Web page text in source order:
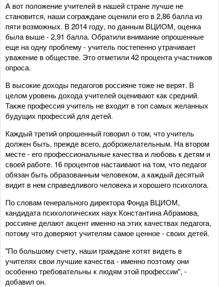
А вот положение учителей в нашей стране лучше не
становится, наши сограждане оценили его в 2,86 балла из
пяти возможных. В 2014 году, по данным ВЦИОМ, оценка
была выше - 2,91 балла. Обратили внимание опрошенные
еще на одну проблему - учитель постепенно утрачивает
уважение в обществе. Это отметили 42 процента участников
опроса.
В высокие доходы педагогов россияне тоже не верят. В
целом уровень дохода учителей оценивают как средний.
Также профессия учитель не входит в топ самых желанных
будущих профессий для детей.
Каждый третий опрошенный говорил о том, что учитель
должен быть, прежде всего, доброжелательным. На втором
месте - его профессиональные качества и любовь к детям и
своей работе. 16 процентов настаивают на том, что педагог
обязан быть образованным человеком, а каждый десятый
видит в нем справедливого человека и хорошего психолога.
По словам генерального директора Фонда ВЦИОМ,
кандидата психологических наук Константина Абрамова,
россияне делают акцент именно на этих качествах педагога,
потому что доверяют учителям самое ценное - своих детей.
"По большому счету, наши граждане хотят видеть в
учителях свои лучшие качества - именно поэтому они
особенно требовательны к людям этой профессии", -
добавил он.